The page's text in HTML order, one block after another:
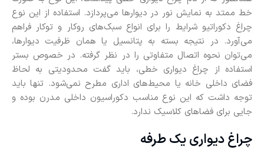
خط ممتد به نمایش نور در دیوارها می‌پردازد‌. استفاده از این نوع
چراغ دکوراتیو شرایط را برای انواع سبک‌های روکار و توکار فراهم
می‌آورد. در نتیجه بسته به پتانسیل یا همان ظرفیت دیوارها،
می‌توان نحوه اتصال متفاوتی را در نظر گرفته. در خصوص بستر
استفاده از چراغ دیواری خطی، باید گفت محدودیتی به لحاظ
فضای داخلی خانه یا محیط‌های اداری مطرح نمی‌شود. تنها باید
توجه داشت که این نوع مناسب دکوراسیون داخلی مدرن بوده و
جایی برای فضاهای کلاسیک ندارد.
چراغ دیواری یک‌ طرفه